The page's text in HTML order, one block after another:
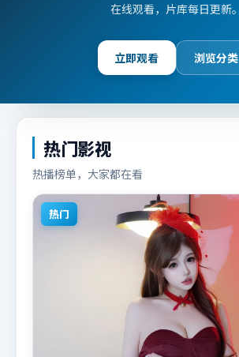
在线观看，片库每日更新。
立即观看 浏览分类
热门影视
热播榜单，大家都在看
热门